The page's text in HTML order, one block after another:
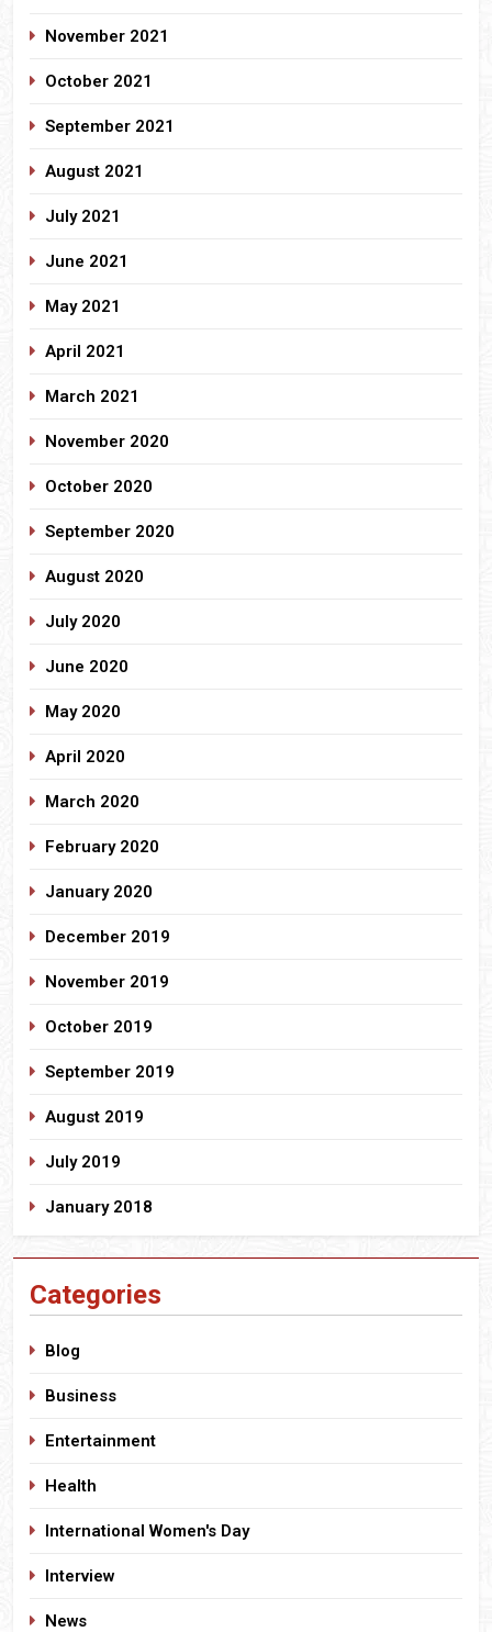
November 2021
October 2021
September 2021
August 2021
July 2021
June 2021
May 2021
April 2021
March 2021
November 2020
October 2020
September 2020
August 2020
July 2020
June 2020
May 2020
April 2020
March 2020
February 2020
January 2020
December 2019
November 2019
October 2019
September 2019
August 2019
July 2019
January 2018
Categories
Blog
Business
Entertainment
Health
International Women's Day
Interview
News